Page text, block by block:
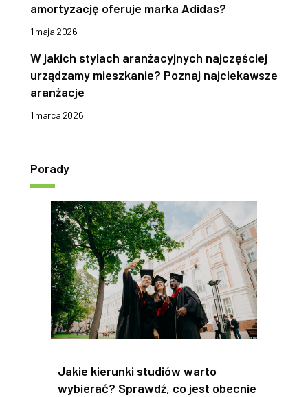
amortyzację oferuje marka Adidas?
1 maja 2026
W jakich stylach aranżacyjnych najczęściej
urządzamy mieszkanie? Poznaj najciekawsze
aranżacje
1 marca 2026
Porady
Jakie kierunki studiów warto
wybierać? Sprawdź, co jest obecnie